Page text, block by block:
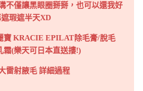
不僅讓黑眼圈掰掰，也可以還我好
瑕遮半天XD
寶 KRACIE EPILAT除毛膏/脫毛
霜(樂天可日本直送摟!)
雷射腋毛 詳細過程